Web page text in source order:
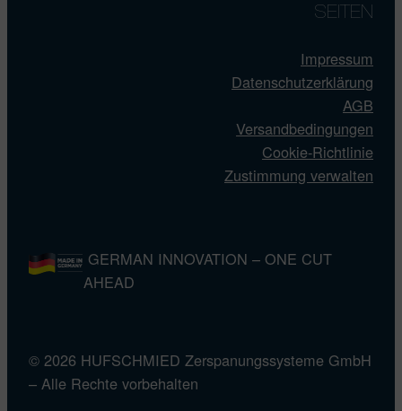
SEITEN
Impressum
Datenschutzerklärung
AGB
Versandbedingungen
Cookie-Richtlinie
Zustimmung verwalten
GERMAN INNOVATION – ONE CUT
AHEAD
© 2026 HUFSCHMIED Zerspanungssysteme GmbH
– Alle Rechte vorbehalten